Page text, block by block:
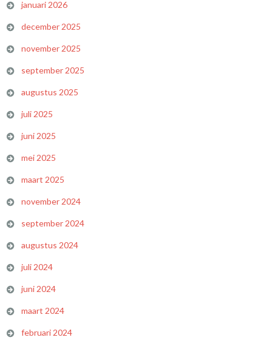
januari 2026
december 2025
november 2025
september 2025
augustus 2025
juli 2025
juni 2025
mei 2025
maart 2025
november 2024
september 2024
augustus 2024
juli 2024
juni 2024
maart 2024
februari 2024